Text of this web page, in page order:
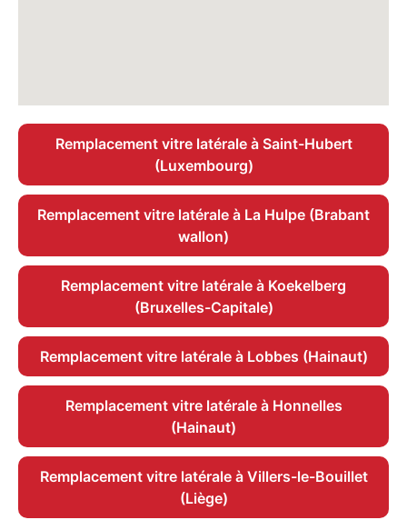
Remplacement vitre latérale à Saint-Hubert
(Luxembourg)
Remplacement vitre latérale à La Hulpe (Brabant
wallon)
Remplacement vitre latérale à Koekelberg
(Bruxelles-Capitale)
Remplacement vitre latérale à Lobbes (Hainaut)
Remplacement vitre latérale à Honnelles
(Hainaut)
Remplacement vitre latérale à Villers-le-Bouillet
(Liège)